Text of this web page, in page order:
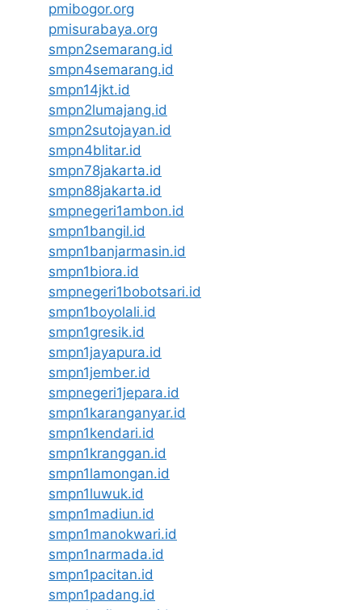
pmibogor.org
pmisurabaya.org
smpn2semarang.id
smpn4semarang.id
smpn14jkt.id
smpn2lumajang.id
smpn2sutojayan.id
smpn4blitar.id
smpn78jakarta.id
smpn88jakarta.id
smpnegeri1ambon.id
smpn1bangil.id
smpn1banjarmasin.id
smpn1biora.id
smpnegeri1bobotsari.id
smpn1boyolali.id
smpn1gresik.id
smpn1jayapura.id
smpn1jember.id
smpnegeri1jepara.id
smpn1karanganyar.id
smpn1kendari.id
smpn1kranggan.id
smpn1lamongan.id
smpn1luwuk.id
smpn1madiun.id
smpn1manokwari.id
smpn1narmada.id
smpn1pacitan.id
smpn1padang.id